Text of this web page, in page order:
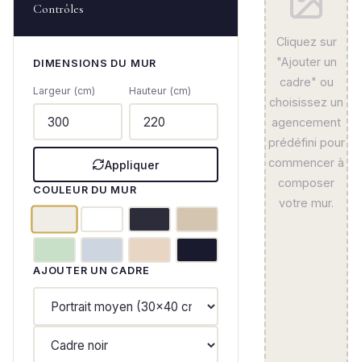
Contrôles
DIMENSIONS DU MUR
Largeur (cm) Hauteur (cm)
Appliquer
COULEUR DU MUR
AJOUTER UN CADRE
Cliquez sur
"Ajouter un
cadre" ou
choisissez un
agencement
prédéfini pour
commencer à
composer
votre mur.